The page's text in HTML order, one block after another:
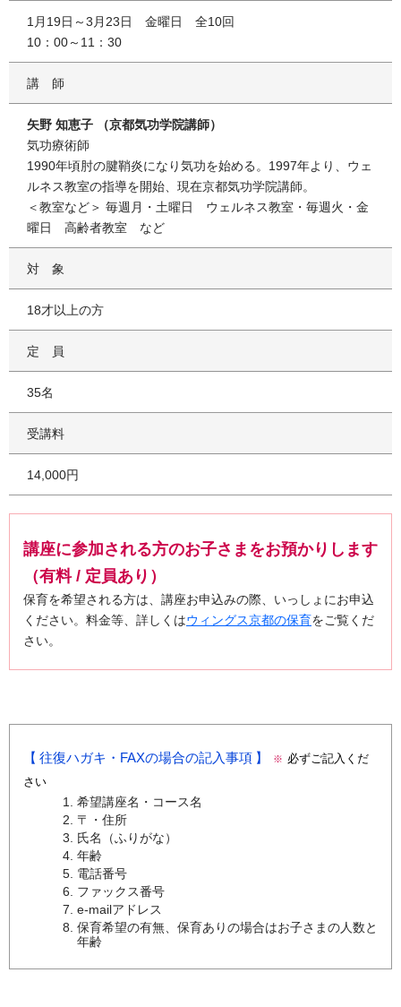
1月19日～3月23日 金曜日 全10回
10：00～11：30
講師
矢野 知恵子 （京都気功学院講師）
気功療術師
1990年頃肘の腱鞘炎になり気功を始める。1997年より、ウェ
ルネス教室の指導を開始、現在京都気功学院講師。
＜教室など＞ 毎週月・土曜日 ウェルネス教室・毎週火・金
曜日 高齢者教室 など
対象
18才以上の方
定員
35名
受講料
14,000円
講座に参加される方のお子さまをお預かりします
（有料 / 定員あり）
保育を希望される方は、講座お申込みの際、いっしょにお申込
ください。料金等、詳しくはウィングス京都の保育をご覧くだ
さい。
往復ハガキ・FAXの場合の記入事項 ※ 必ずご記入くだ
さい
希望講座名・コース名
〒・住所
氏名（ふりがな）
年齢
電話番号
ファックス番号
e-mailアドレス
保育希望の有無、保育ありの場合はお子さまの人数と
年齢